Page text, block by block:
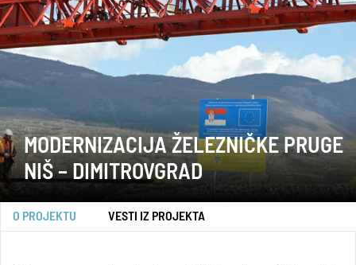
MODERNIZACIJA ŽELEZNIČKE PRUGE
NIŠ – DIMITROVGRAD
O PROJEKTU VESTI IZ PROJEKTA